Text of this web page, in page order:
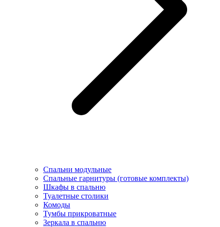
Спальни модульные
Спальные гарнитуры (готовые комплекты)
Шкафы в спальню
Туалетные столики
Комоды
Тумбы прикроватные
Зеркала в спальню